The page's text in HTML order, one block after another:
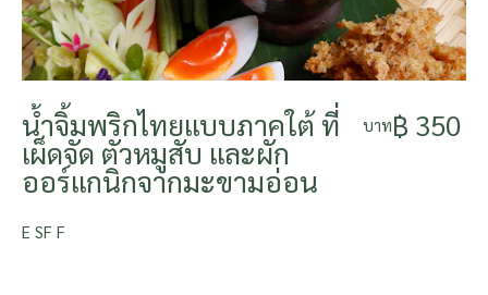
น้ำจิ้มพริกไทยแบบภาคใต้ ที่
เผ็ดจัด ตัวหมูสับ และผัก
ออร์แกนิกจากมะขามอ่อน
บาท฿ 350
E SF F